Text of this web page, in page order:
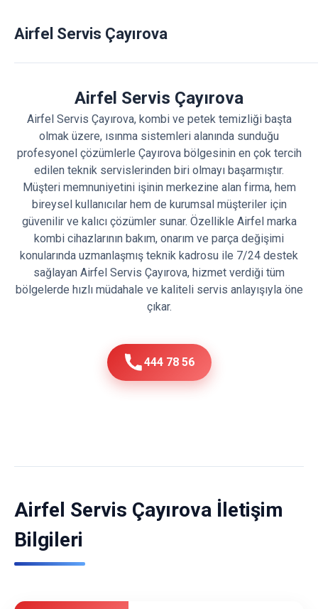
Airfel Servis Çayırova
Airfel Servis Çayırova
Airfel Servis Çayırova, kombi ve petek temizliği başta
olmak üzere, ısınma sistemleri alanında sunduğu
profesyonel çözümlerle Çayırova bölgesinin en çok tercih
edilen teknik servislerinden biri olmayı başarmıştır.
Müşteri memnuniyetini işinin merkezine alan firma, hem
bireysel kullanıcılar hem de kurumsal müşteriler için
güvenilir ve kalıcı çözümler sunar. Özellikle Airfel marka
kombi cihazlarının bakım, onarım ve parça değişimi
konularında uzmanlaşmış teknik kadrosu ile 7/24 destek
sağlayan Airfel Servis Çayırova, hizmet verdiği tüm
bölgelerde hızlı müdahale ve kaliteli servis anlayışıyla öne
çıkar.
444 78 56
Airfel Servis Çayırova İletişim
Bilgileri